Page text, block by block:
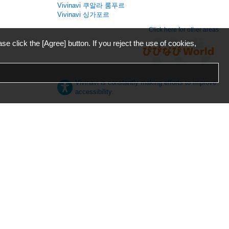
Vivinavi 쿠알라 룸푸르
Vivinavi 싱가포르
Click here for other areas
Vivinavi is constantly making efforts to improve
accessibility.
click the [Agree] button. If you reject the use of cookies,